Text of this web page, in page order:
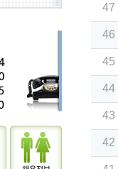
47
46
45
44
43
42